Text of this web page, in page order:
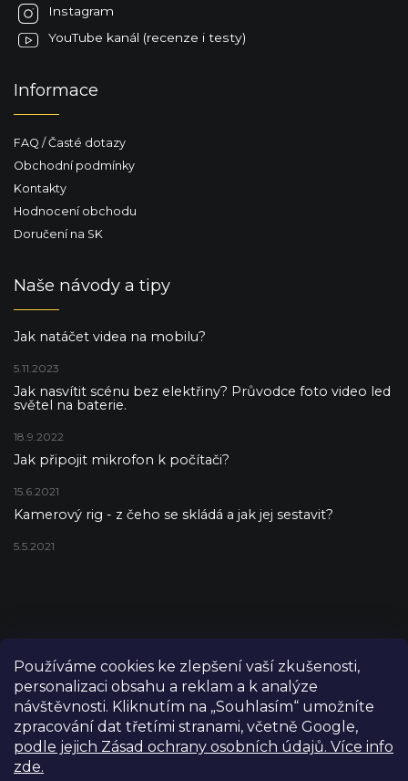
Používáme cookies ke zlepšení vaší zkušenosti,
personalizaci obsahu a reklam a k analýze
návštěvnosti. Kliknutím na „Souhlasím“ umožníte
zpracování dat třetími stranami, včetně Google,
podle jejich Zásad ochrany osobních údajů. Více info
zde.
Instagram
YouTube kanál (recenze i testy)
Informace
FAQ / Časté dotazy
Obchodní podmínky
Kontakty
Hodnocení obchodu
Doručení na SK
Naše návody a tipy
Jak natáčet videa na mobilu?
5.11.2023
Jak nasvítit scénu bez elektřiny? Průvodce foto video led
světel na baterie.
18.9.2022
Jak připojit mikrofon k počítači?
15.6.2021
Kamerový rig - z čeho se skládá a jak jej sestavit?
5.5.2021